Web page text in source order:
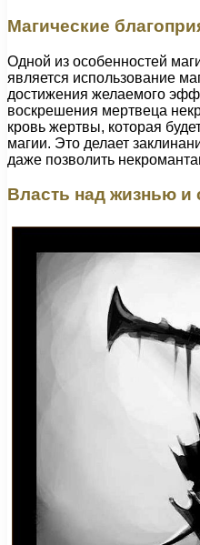
Магические
Одной из особенностей
является использование
достижения желаемого
воскрешения мертвеца
кровь жертвы, которая
магии. Это делает
даже позволить
Власть над жизнью и